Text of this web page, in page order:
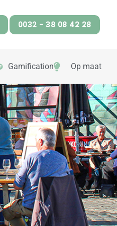
0032 - 38 08 42 28
Gamification Op maat